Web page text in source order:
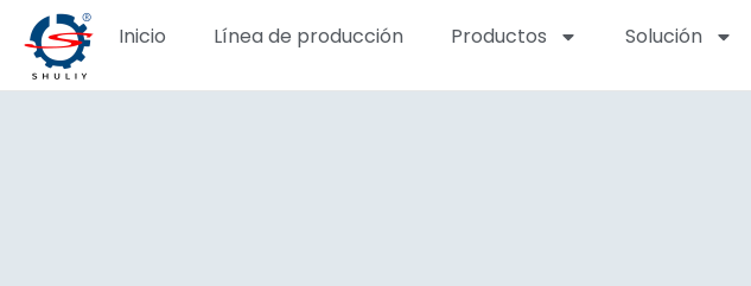
Inicio Línea de producción Productos Solución